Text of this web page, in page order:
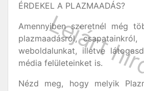
ÉRDEKEL A PLAZMAADÁS?
Amennyiben szeretnél még
plazmaadásról,
weboldalunkat, illetve
média felületeinket is.
Nézd meg, hogy melyik